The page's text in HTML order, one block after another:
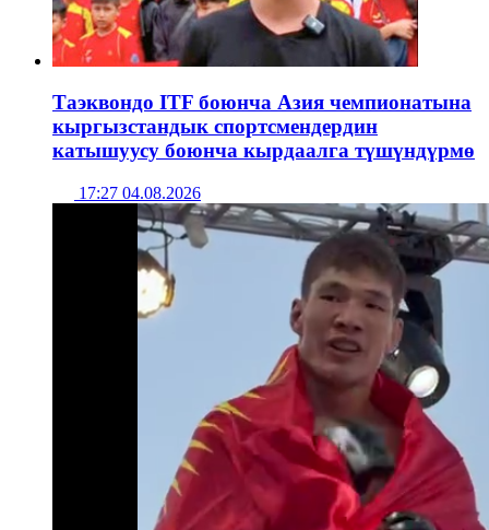
Таэквондо ITF боюнча Азия чемпионатына
кыргызстандык спортсмендердин
катышуусу боюнча кырдаалга түшүндүрмө
17:27 04.08.2026